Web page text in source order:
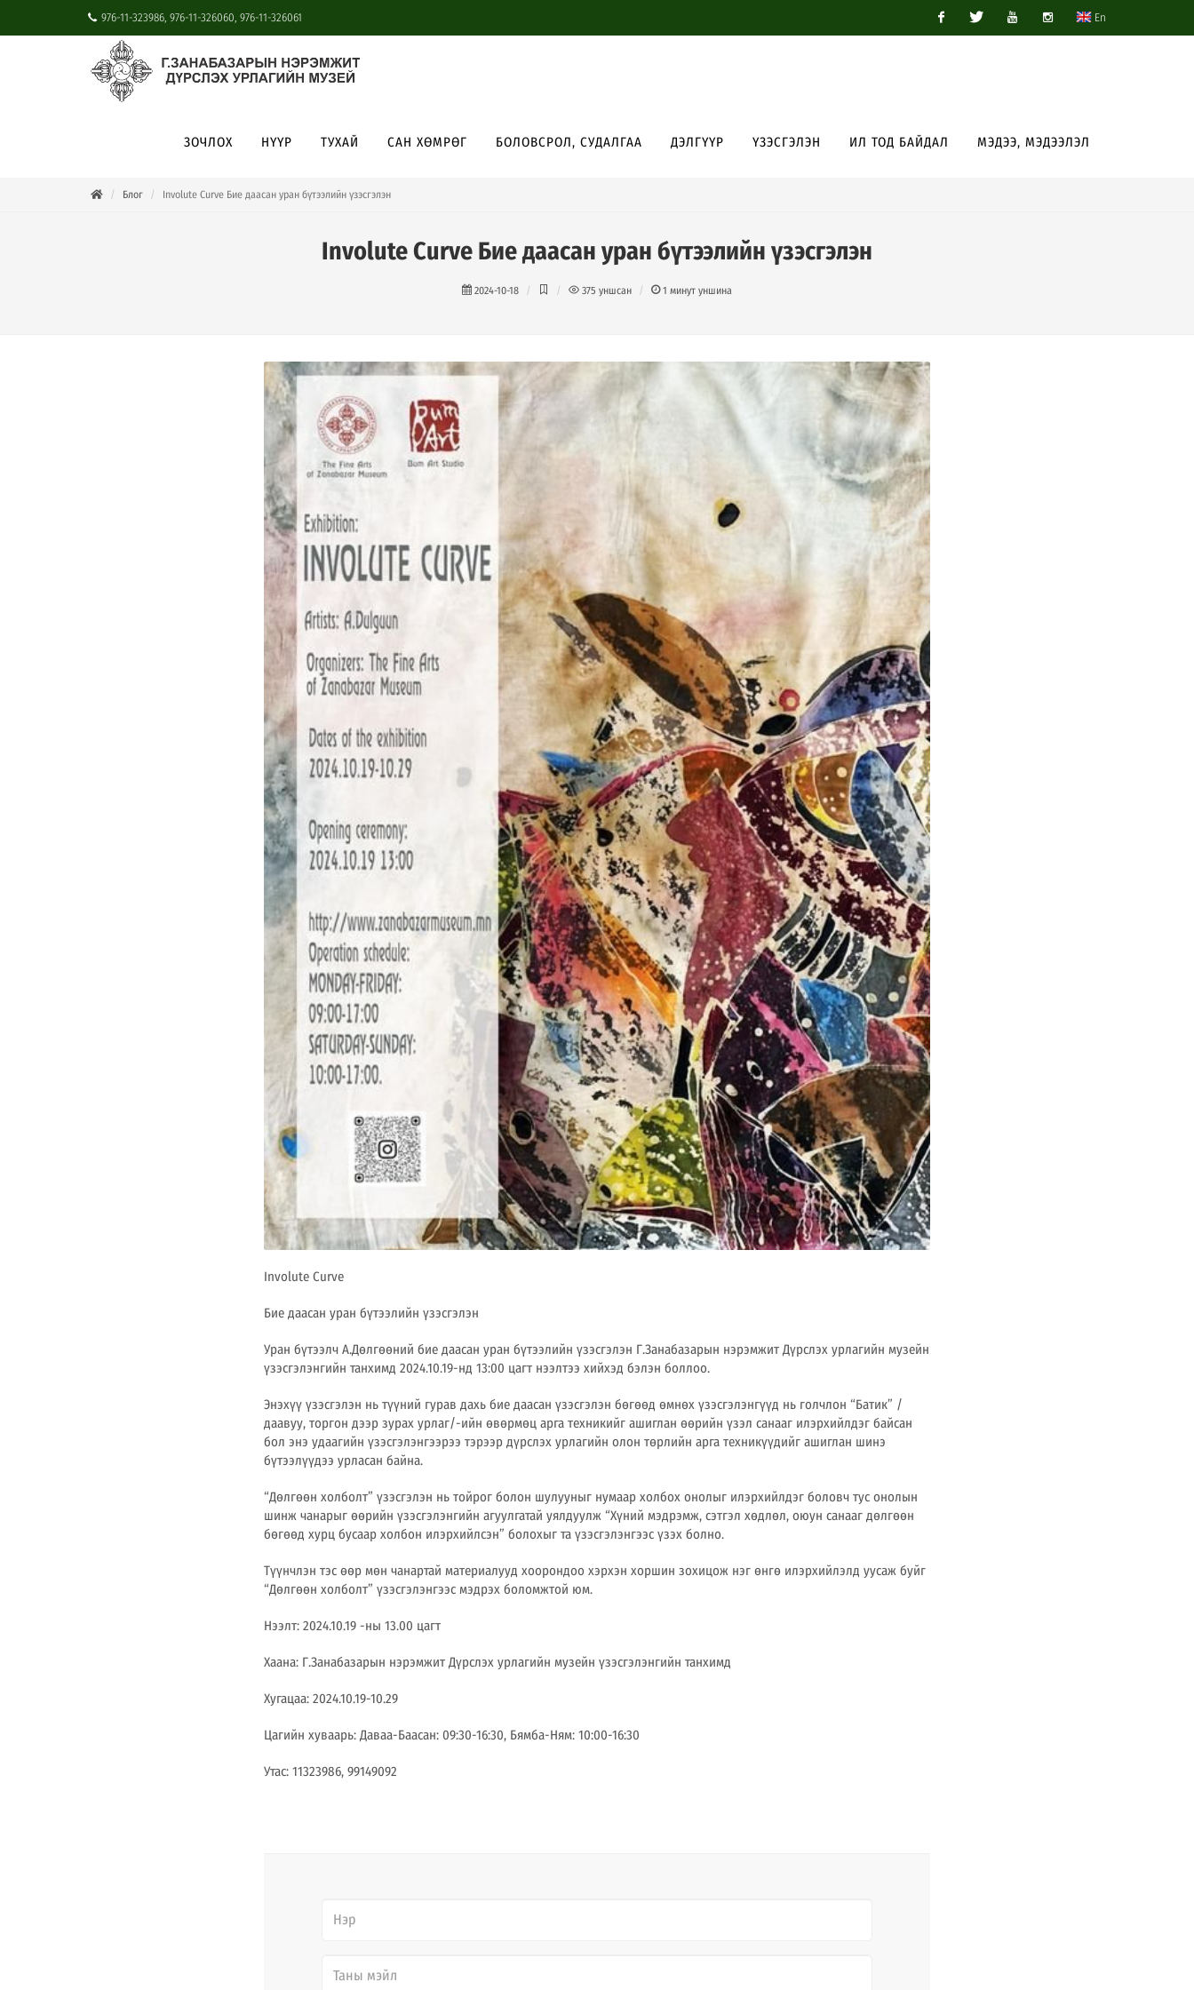
976-11-323986, 976-11-326060, 976-11-326061 En
ЗОЧЛОХ НҮҮР ТУХАЙ САН ХӨМРӨГ БОЛОВСРОЛ, СУДАЛГАА ДЭЛГҮҮР ҮЗЭСГЭЛЭН ИЛ ТОД БАЙДАЛ МЭДЭЭ, МЭДЭЭЛЭЛ
Блог Involute Curve Бие даасан уран бүтээлийн үзэсгэлэн
Involute Curve Бие даасан уран бүтээлийн үзэсгэлэн
2024-10-18 375 уншсан 1 минут уншина
Involute Curve
Бие даасан уран бүтээлийн үзэсгэлэн
Уран бүтээлч А.Дөлгөөний бие даасан уран бүтээлийн үзэсгэлэн Г.Занабазарын нэрэмжит Дүрслэх урлагийн музейн
үзэсгэлэнгийн танхимд 2024.10.19-нд 13:00 цагт нээлтээ хийхэд бэлэн боллоо.
Энэхүү үзэсгэлэн нь түүний гурав дахь бие даасан үзэсгэлэн бөгөөд өмнөх үзэсгэлэнгүүд нь голчлон “Батик” /
даавуу, торгон дээр зурах урлаг/-ийн өвөрмөц арга техникийг ашиглан өөрийн үзэл санааг илэрхийлдэг байсан
бол энэ удаагийн үзэсгэлэнгээрээ тэрээр дүрслэх урлагийн олон төрлийн арга техникүүдийг ашиглан шинэ
бүтээлүүдээ урласан байна.
“Дөлгөөн холболт” үзэсгэлэн нь тойрог болон шулууныг нумаар холбох онолыг илэрхийлдэг боловч тус онолын
шинж чанарыг өөрийн үзэсгэлэнгийн агуулгатай уялдуулж “Хүний мэдрэмж, сэтгэл хөдлөл, оюун санааг дөлгөөн
бөгөөд хурц бусаар холбон илэрхийлсэн” болохыг та үзэсгэлэнгээс үзэх болно.
Түүнчлэн тэс өөр мөн чанартай материалууд хоорондоо хэрхэн хоршин зохицож нэг өнгө илэрхийлэлд уусаж буйг
“Дөлгөөн холболт” үзэсгэлэнгээс мэдрэх боломжтой юм.
Нээлт: 2024.10.19 -ны 13.00 цагт
Хаана: Г.Занабазарын нэрэмжит Дүрслэх урлагийн музейн үзэсгэлэнгийн танхимд
Хугацаа: 2024.10.19-10.29
Цагийн хуваарь: Даваа-Баасан: 09:30-16:30, Бямба-Ням: 10:00-16:30
Утас: 11323986, 99149092